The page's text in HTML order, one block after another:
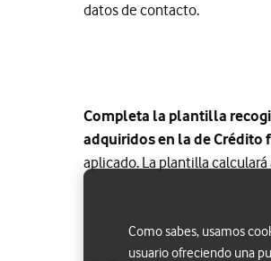
datos de contacto.
Completa la plantilla
adquiridos en la de Crédito
aplicado. La plantilla
Como sabes, usamos
usuario ofreciendo una